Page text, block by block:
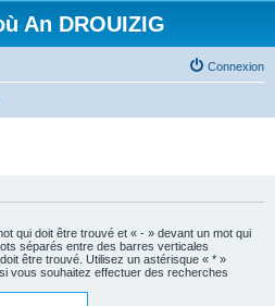
An DROUIZIG
Connexion
qui doit être trouvé et « - » devant un mot qui
séparés entre des barres verticales
être trouvé. Utilisez un astérisque « * »
vous souhaitez effectuer des recherches